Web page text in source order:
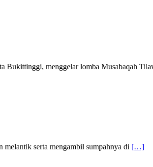
Bukittinggi, menggelar lomba Musabaqah
serta mengambil sumpahnya di […]